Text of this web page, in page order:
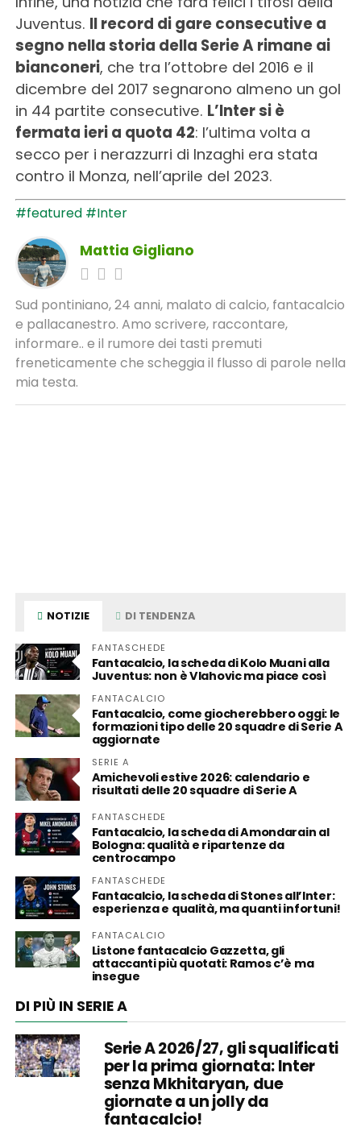
Juventus. Il record di gare consecutive a
segno nella storia della Serie A rimane ai
bianconeri, che tra l’ottobre del 2016 e il
dicembre del 2017 segnarono almeno un gol
in 44 partite consecutive. L’Inter si è
fermata ieri a quota 42: l’ultima volta a
secco per i nerazzurri di Inzaghi era stata
contro il Monza, nell’aprile del 2023.
#featured #Inter
Mattia Gigliano
Sud pontiniano, 24 anni, malato di calcio, fantacalcio
e pallacanestro. Amo scrivere, raccontare,
informare.. e il rumore dei tasti premuti
freneticamente che scheggia il flusso di parole nella
mia testa.
NOTIZIE DI TENDENZA
FANTASCHEDE
Fantacalcio, la scheda di Kolo Muani alla
Juventus: non è Vlahovic ma piace così
FANTACALCIO
Fantacalcio, come giocherebbero oggi: le
formazioni tipo delle 20 squadre di Serie A
aggiornate
SERIE A
Amichevoli estive 2026: calendario e
risultati delle 20 squadre di Serie A
FANTASCHEDE
Fantacalcio, la scheda di Amondarain al
Bologna: qualità e ripartenze da
centrocampo
FANTASCHEDE
Fantacalcio, la scheda di Stones all’Inter:
esperienza e qualità, ma quanti infortuni!
FANTACALCIO
Listone fantacalcio Gazzetta, gli
attaccanti più quotati: Ramos c’è ma
insegue
DI PIÙ IN SERIE A
Serie A 2026/27, gli squalificati
per la prima giornata: Inter
senza Mkhitaryan, due
giornate a un jolly da
fantacalcio!